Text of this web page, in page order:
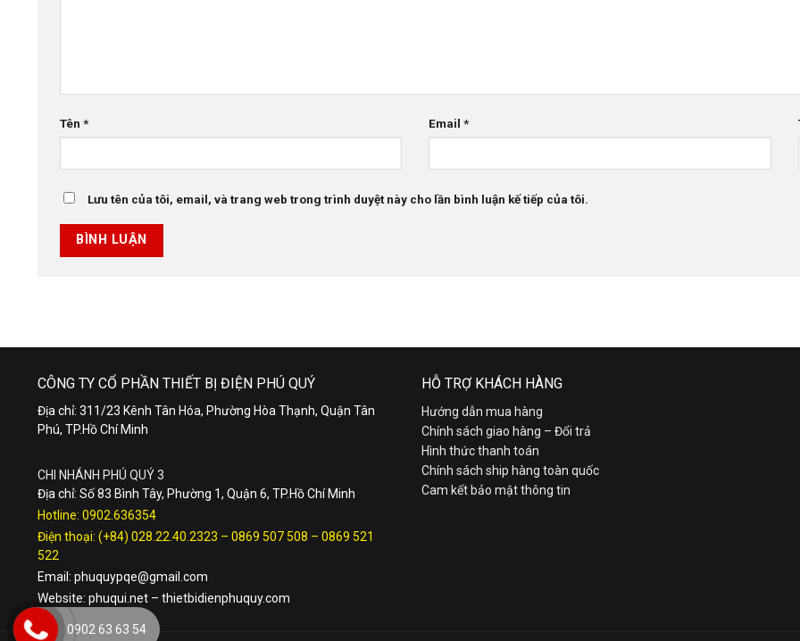
Tên * Email*
Lưu tên của tôi, email, và trang web trong trình duyệt này cho lần bình luận kế tiếp của tôi.
CÔNG TY CỔ PHẦN THIẾT BỊ ĐIỆN PHÚ QUÝ
Địa chỉ: 311/23 Kênh Tân Hóa, Phường Hòa Thạnh, Quận Tân
Phú, TP.Hồ Chí Minh
CHI NHÁNH PHÚ QUÝ 3
Địa chỉ: Số 83 Bình Tây, Phường 1, Quận 6, TP.Hồ Chí Minh
Hotline: 0902.636354
Điện thoại: (+84) 028.22.40.2323 – 0869 507 508 – 0869 521
522
Email: phuquypqe@gmail.com
Website: phuqui.net – thietbidienphuquy.com
HỖ TRỢ KHÁCH HÀNG
Hướng dẫn mua hàng
Chính sách giao hàng – Đổi trả
Hình thức thanh toán
Chính sách ship hàng toàn quốc
Cam kết bảo mật thông tin
0902 63 63 54